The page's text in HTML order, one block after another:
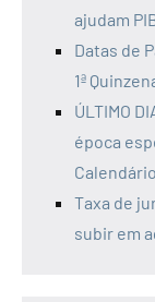
ajudam
Datas de
1ª
ÚLTIMO
época
Taxa de
subir em